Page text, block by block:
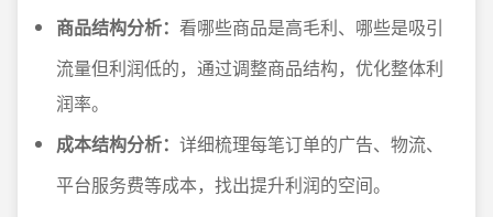
商品结构分析： 看哪些商品是高毛利、哪些是吸引
流量但利润低的，通过调整商品结构，优化整体利
润率。
成本结构分析： 详细梳理每笔订单的广告、物流、
平台服务费等成本，找出提升利润的空间。